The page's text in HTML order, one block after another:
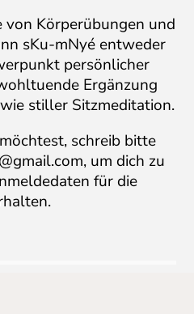
Körperübungen und
sKu-mNyé entweder
persönlicher
Ergänzung
stiller Sitzmeditation.
schreib bitte
, um dich zu
für die